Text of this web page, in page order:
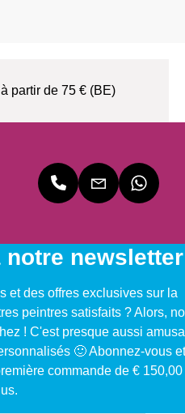
partir de 75 € (BE)
notre newsletter
et des offres exclusives sur la
peintres satisfaits ? Alors,
! C'est presque aussi
🙂 Abonnez-vous et
commande de € 150,00